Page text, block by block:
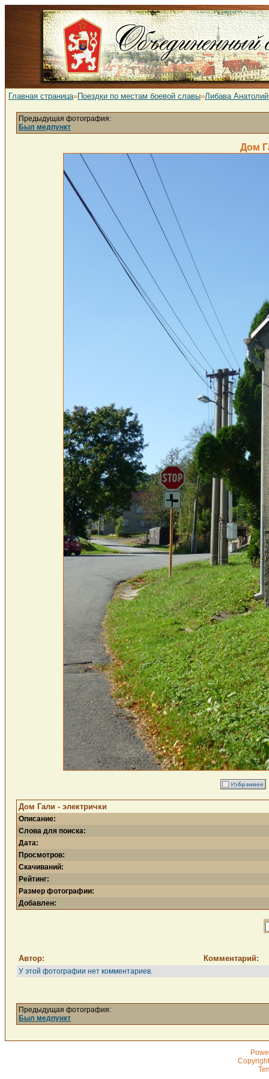
Главная страница»Поездки по местам боевой славы»Либава
Предыдущая фотография:
Был медпункт
Дом
Дом Гали - электрички
Описание:
Слова для поиска:
Дата:
Просмотров:
Скачиваний:
Рейтинг:
Размер фотографии:
Добавлен:
Автор: Комментарий:
У этой фотографии нет комментариев.
Предыдущая фотография:
Был медпункт